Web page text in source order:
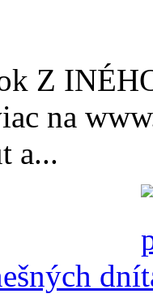
Z
na
a...
dní